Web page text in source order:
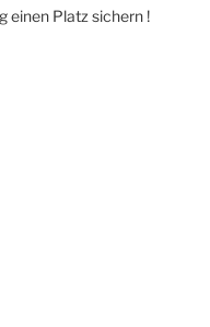
einen Platz sichern !